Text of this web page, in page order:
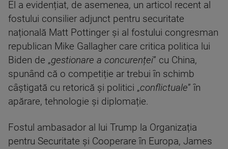
El a evidențiat, de asemenea, un articol recent al
fostului consilier adjunct pentru securitate
națională Matt Pottinger și al fostului congresman
republican Mike Gallagher care critica politica lui
Biden de „gestionare a concurenței” cu China,
spunând că o competiție ar trebui în schimb
câștigată cu retorică și politici „conflictuale” în
apărare, tehnologie și diplomație.
Fostul ambasador al lui Trump la Organizația
pentru Securitate și Cooperare în Europa, James